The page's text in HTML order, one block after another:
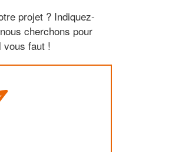
projet ? Indiquez-
cherchons pour
vous faut !